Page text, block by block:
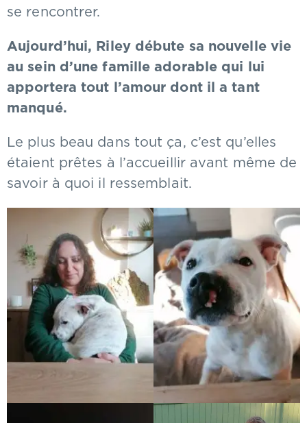
se rencontrer.
Aujourd’hui, Riley débute sa nouvelle vie
au sein d’une famille adorable qui lui
apportera tout l’amour dont il a tant
manqué.
Le plus beau dans tout ça, c’est qu’elles
étaient prêtes à l’accueillir avant même de
savoir à quoi il ressemblait.